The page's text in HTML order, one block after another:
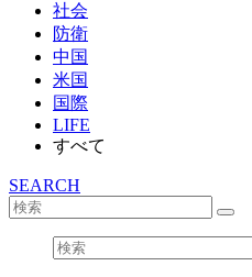
社会
防衛
中国
米国
国際
LIFE
すべて
SEARCH